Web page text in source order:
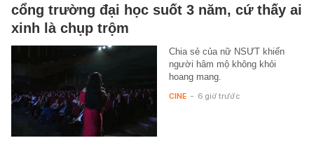
cổng trường đại học suốt 3 năm, cứ thấy ai
xinh là chụp trộm
Chia sẻ của nữ NSƯT khiến
người hâm mộ không khỏi
hoang mang.
CINE - 6 giờ trước